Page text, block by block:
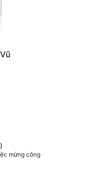
mừng công